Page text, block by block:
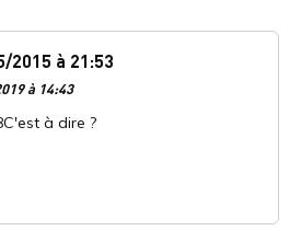
2015 à 21:53
à 14:43
à dire ?